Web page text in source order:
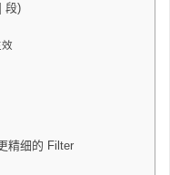
段)
精细的 Filter